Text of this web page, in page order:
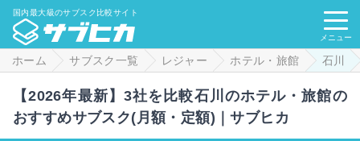
国内最大級のサブスク比較サイト
メニュー
ホーム サブスク一覧 レジャー ホテル・旅館 石川
【2026年最新】3社を比較石川のホテル・旅館の
おすすめサブスク(月額・定額)｜サブヒカ